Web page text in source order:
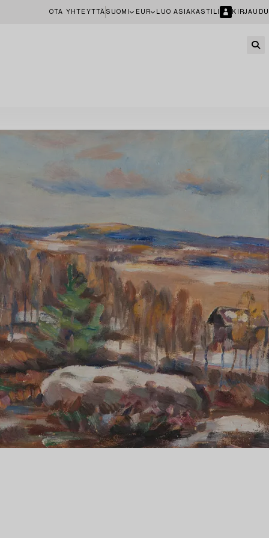
OTA YHTEYTTÄ SUOMI EUR LUO ASIAKASTILI KIRJAUDU